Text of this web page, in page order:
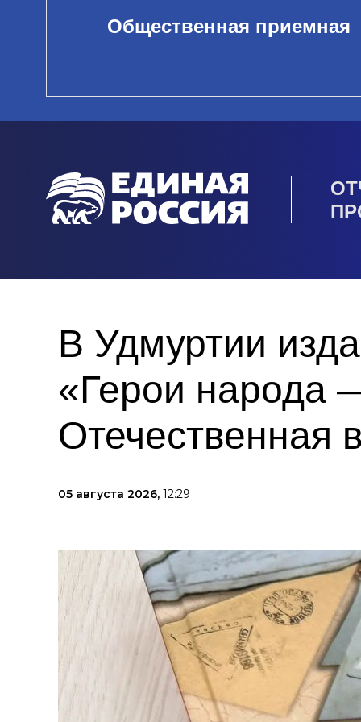
Общественная приемная
В Удмуртии
«Герои народа
Отечественная
05 августа 2026, 12:29